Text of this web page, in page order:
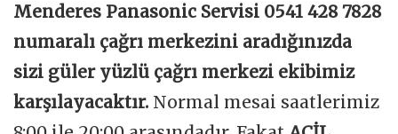
Menderes Panasonic Servisi 0541 428 7828
numaralı çağrı merkezini aradığınızda
sizi güler yüzlü çağrı merkezi ekibimiz
karşılayacaktır. Normal mesai saatlerimiz